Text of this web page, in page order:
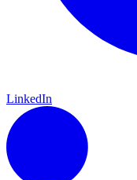
LinkedIn